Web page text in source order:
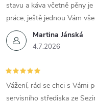
Martina Jánská
4.7.2026
stavu a káva včetně pěny
práce, ještě jednou Vám
Vážení, rád se chci s Vámi
servisního střediska ze